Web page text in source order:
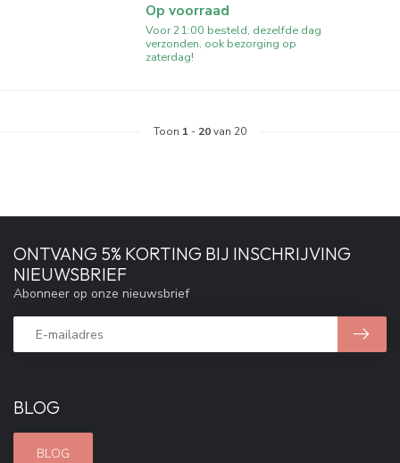
Op voorraad
Voor 21:00 besteld, dezelfde dag
verzonden, ook bezorging op
zaterdag!
Toon 1 - 20van 20
BLOG
BLOG
ONTVANG 5% KORTING BIJ INSCHRIJVING
NIEUWSBRIEF
Abonneer op onze nieuwsbrief